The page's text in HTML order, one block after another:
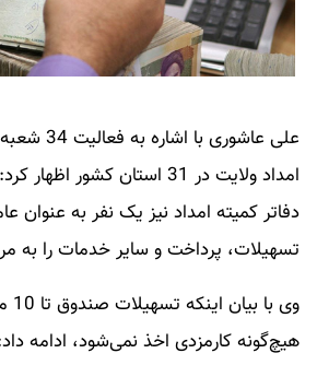
علی
امداد ولایت در 31 استان کشور
دفاتر کمیته امداد نیز یک نفر به
تسهیلات، پرداخت و سایر خدمات را به
هیچ‌گونه کارمزدی اخذ نمی‌شود، ادامه